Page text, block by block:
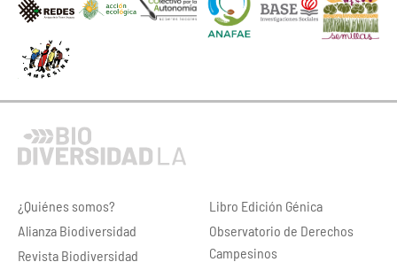
¿Quiénes somos?
Alianza Biodiversidad
Revista Biodiversidad
Libro Edición Génica
Observatorio de Derechos
Campesinos